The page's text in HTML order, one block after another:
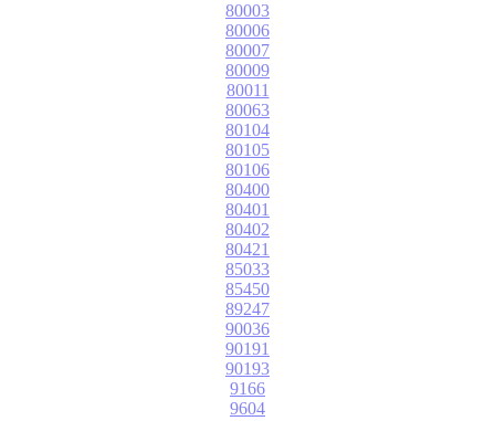
80003
80006
80007
80009
80011
80063
80104
80105
80106
80400
80401
80402
80421
85033
85450
89247
90036
90191
90193
9166
9604